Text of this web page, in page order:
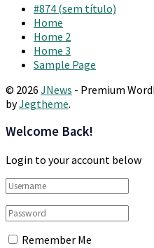
#874 (sem título)
Home
Home 2
Home 3
Sample Page
© 2026 JNews - Premium
byJegtheme.
Welcome Back!
Login to your account below
Remember Me